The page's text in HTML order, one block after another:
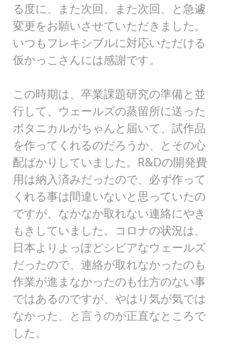
る度に、また次回、また次回、と急遽
変更をお願いさせていただきました。
いつもフレキシブルに対応いただける
仮かっこさんには感謝です。
この時期は、卒業課題研究の準備と並
行して、ウェールズの蒸留所に送った
ボタニカルがちゃんと届いて、試作品
を作ってくれるのだろうか、とその心
配ばかりしていました。R&Dの開発費
用は納入済みだったので、必ず作って
くれる事は間違いないと思っていたの
ですが、なかなか取れない連絡にやき
もきしていました。コロナの状況は、
日本よりよっぽどシビアなウェールズ
だったので、連絡が取れなかったのも
作業が進まなかったのも仕方のない事
ではあるのですが、やはり気が気では
なかった、と言うのが正直なところで
した。